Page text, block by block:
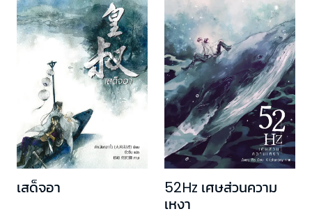
เสด็จอา
52Hz เศษส่วนความ
เหงา